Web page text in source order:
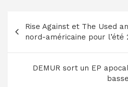
de
l’article
Rise Against et The Used
nord-américaine pour l’été
DEMUR sort un EP